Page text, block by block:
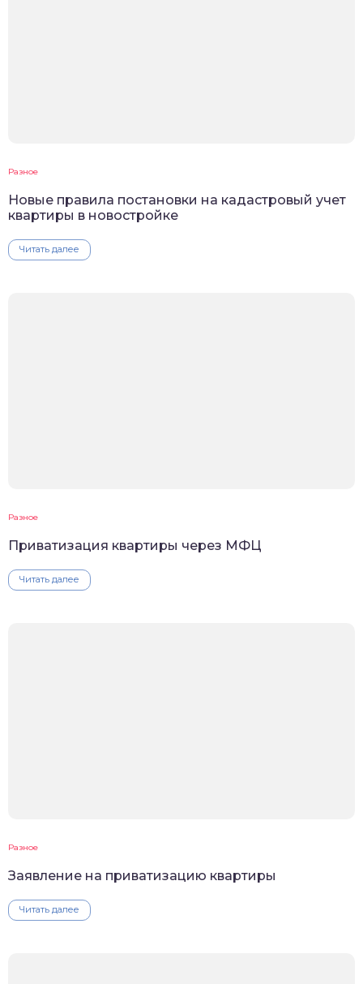
Разное
Новые правила постановки на кадастровый учет
квартиры в новостройке
Читать далее
Разное
Приватизация квартиры через МФЦ
Читать далее
Разное
Заявление на приватизацию квартиры
Читать далее